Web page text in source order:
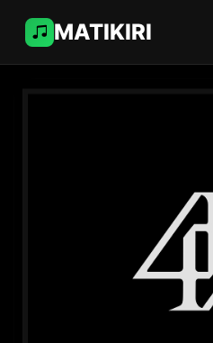
MATIKIRI